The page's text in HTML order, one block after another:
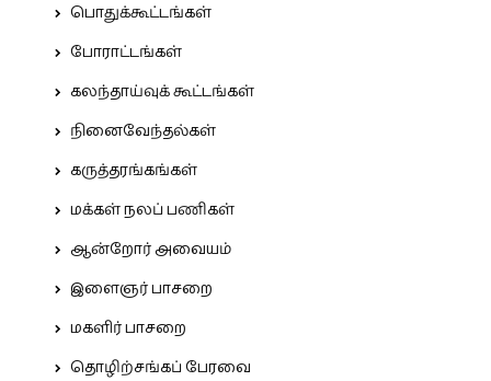
பொதுக்கூட்டங்கள்
போராட்டங்கள்
கலந்தாய்வுக் கூட்டங்கள்
நினைவேந்தல்கள்
கருத்தரங்கங்கள்
மக்கள் நலப் பணிகள்
ஆன்றோர் அவையம்
இளைஞர் பாசறை
மகளிர் பாசறை
தொழிற்சங்கப் பேரவை